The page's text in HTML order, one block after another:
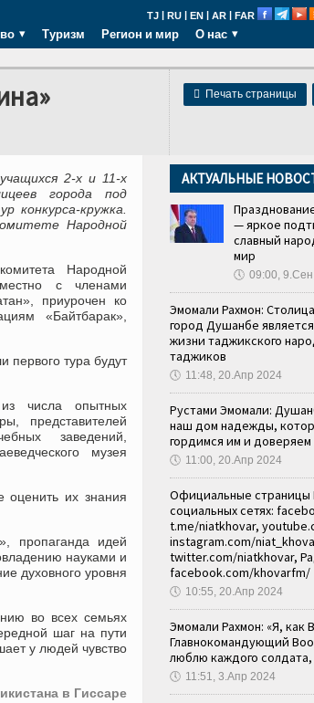
TJ | RU | EN | AR | FAR
Туризм Регион и мир О нас
 Печать страницы
2-х и 11-х
города под
конкурса-кружка.
Народной
Народной
с членами
приурочен ко
«Байтбарак»,
первого тура будут
числа опытных
представителей
заведений,
музея
оценить их знания
пропаганда идей
науками и
духовного уровня
во всех семьях
шаг на пути
у людей чувство
в Гиссаре
АКТУАЛЬНЫЕ
— яркое
славный
мир
🕔 09:00,
Эмомали Рахмон:
город Душанбе
жизни таджикского
таджиков
🕔 11:48, 20.Апр 2024
Рустами Эмомали:
наш дом надежды,
гордимся им и доверяем
🕔 11:00, 20.Апр 2024
Официальные страницы
социальных сетях:
t.me/niatkhovar,
instagram.com/
twitter.com/niatkhovar,
facebook.com/khovarfm/
🕔 10:55, 20.Апр 2024
Эмомали Рахмон: «Я, как
Главнокомандующий
люблю каждого солдата,
🕔 11:51, 3.Апр 2024